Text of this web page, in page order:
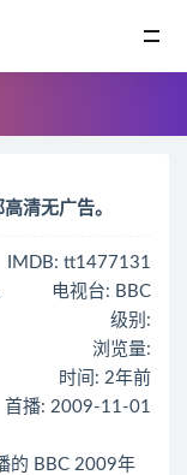
清无广告。
IMDB: tt1477131
电视台: BBC
级别:
浏览量:
时间: 2年前
首播: 2009-11-01
BBC 2009年